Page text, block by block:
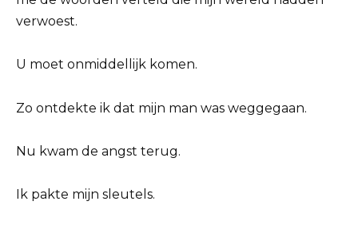
verwoest.
U moet onmiddellijk komen.
Zo ontdekte ik dat mijn man was weggegaan.
Nu kwam de angst terug.
Ik pakte mijn sleutels.